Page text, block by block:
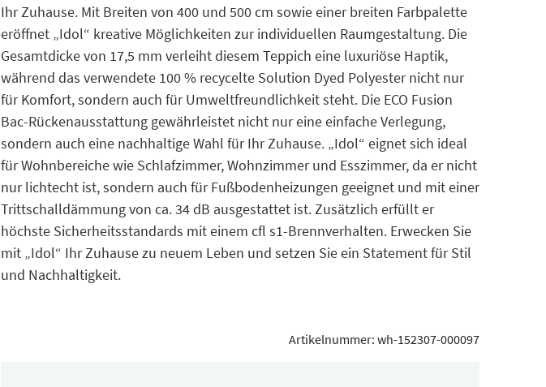
Ihr Zuhause. Mit Breiten von 400 und 500 cm sowie einer breiten Farbpalette
eröffnet „Idol“ kreative Möglichkeiten zur individuellen Raumgestaltung. Die
Gesamtdicke von 17,5 mm verleiht diesem Teppich eine luxuriöse Haptik,
während das verwendete 100 % recycelte Solution Dyed Polyester nicht nur
für Komfort, sondern auch für Umweltfreundlichkeit steht. Die ECO Fusion
Bac-Rückenausstattung gewährleistet nicht nur eine einfache Verlegung,
sondern auch eine nachhaltige Wahl für Ihr Zuhause. „Idol“ eignet sich ideal
für Wohnbereiche wie Schlafzimmer, Wohnzimmer und Esszimmer, da er nicht
nur lichtecht ist, sondern auch für Fußbodenheizungen geeignet und mit einer
Trittschalldämmung von ca. 34 dB ausgestattet ist. Zusätzlich erfüllt er
höchste Sicherheitsstandards mit einem cfl s1-Brennverhalten. Erwecken Sie
mit „Idol“ Ihr Zuhause zu neuem Leben und setzen Sie ein Statement für Stil
und Nachhaltigkeit.
Artikelnummer: wh-152307-000097